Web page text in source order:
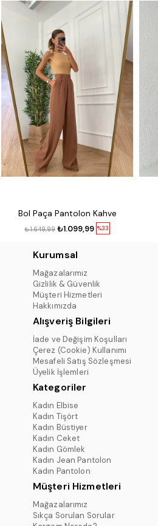
Bol Paça Pantolon Kahve
%33
₺1.099,99
₺1.649,99
Kurumsal
Mağazalarımız
Gizlilik & Güvenlik
Müşteri Hizmetleri
Hakkımızda
Alışveriş Bilgileri
İade ve Değişim Koşulları
Çerez (Cookie) Kullanımı
Mesafeli Satış Sözleşmesi
Üyelik İşlemleri
Kategoriler
Kadın Elbise
Kadın Tişört
Kadın Büstiyer
Kadın Ceket
Kadın Gömlek
Kadın Jean Pantolon
Kadın Pantolon
Müşteri Hizmetleri
Mağazalarımız
Sıkça Sorulan Sorular